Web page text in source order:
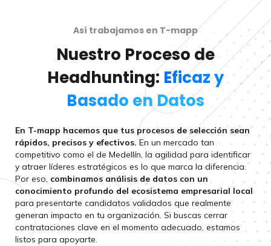
Así trabajamos en T-mapp
Nuestro Proceso de
Headhunting: Eficaz y
Basado en Datos
En T-mapp hacemos que tus procesos de selección sean
rápidos, precisos y efectivos. En un mercado tan
competitivo como el de Medellín, la agilidad para identificar
y atraer líderes estratégicos es lo que marca la diferencia.
Por eso, combinamos análisis de datos con un
conocimiento profundo del ecosistema empresarial local
para presentarte candidatos validados que realmente
generan impacto en tu organización. Si buscas cerrar
contrataciones clave en el momento adecuado, estamos
listos para apoyarte.